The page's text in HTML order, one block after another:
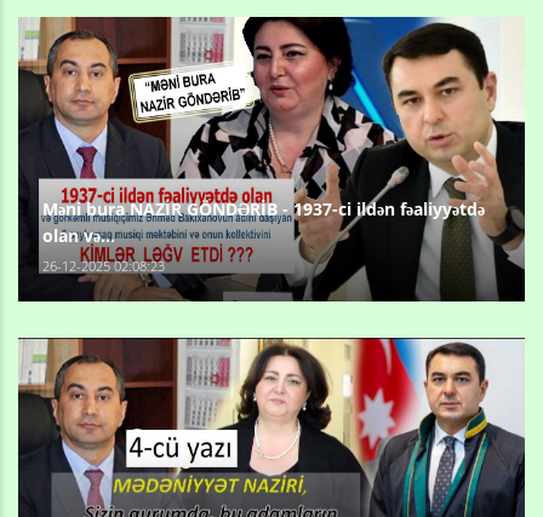
Məni bura NAZİR GÖNDƏRİB - 1937-ci ildən fəaliyyətdə
olan və...
26-12-2025 02:08:23